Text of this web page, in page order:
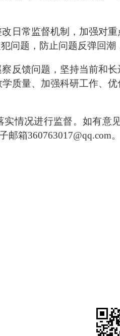
日常监督机制，加强对
问题，防止问题反弹回
察反馈问题，坚持当前和
质量、加强科研工作、
情况进行监督。如有意
邮箱360763017@qq.com。